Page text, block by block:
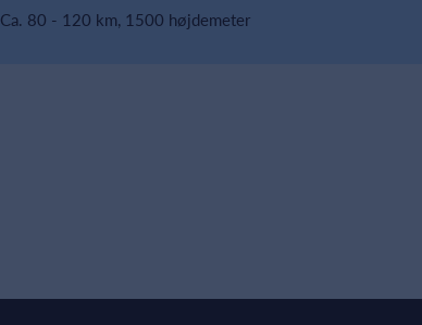
Ca. 80 - 120 km, 1500 højdemeter